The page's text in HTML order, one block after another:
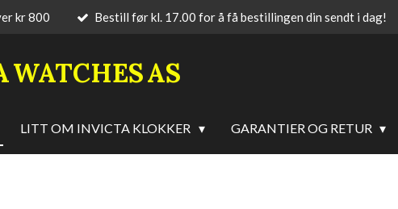
kr 800 Bestill før kl. 17.00 for å få bestillingen din sendt i dag!
WATCHESAS
LITT OM INVICTA KLOKKER GARANTIER OG RETUR